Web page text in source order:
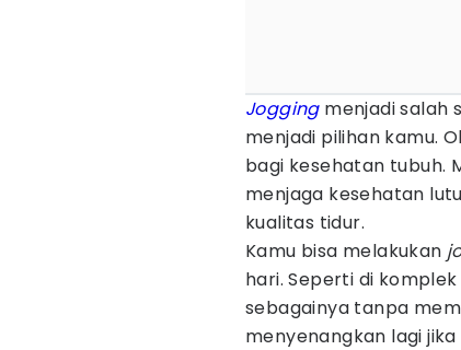
Joggingmenjadi salah
menjadi pilihan kamu.
bagi kesehatan tubuh.
menjaga kesehatan
kualitas tidur.
Kamu bisa melakukan
hari. Seperti di
sebagainya tanpa
menyenangkan lagi